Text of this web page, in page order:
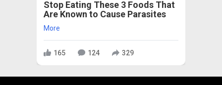
Stop Eating These 3 Foods That
Are Known to Cause Parasites
More
165 124 329